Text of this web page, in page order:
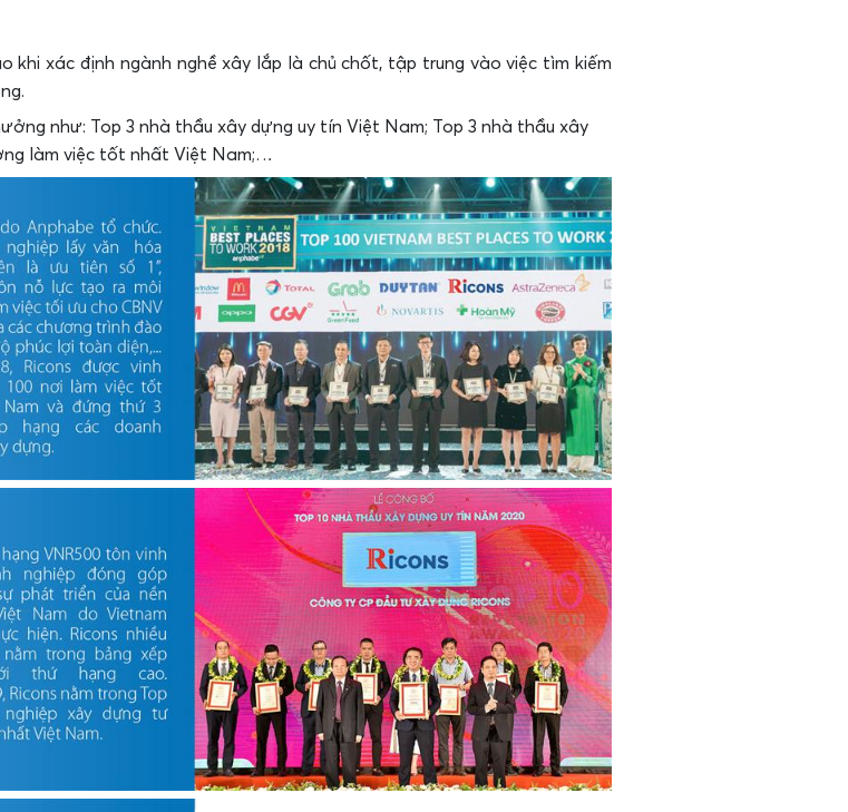
khi xác định ngành nghề xây lắp là chủ chốt, tập trung vào việc tìm kiếm
như: Top 3 nhà thầu xây dựng uy tín Việt Nam; Top 3 nhà thầu xây
làm việc tốt nhất Việt Nam;…